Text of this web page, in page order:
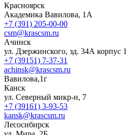
Красноярск
Академика Вавилова, 1А
+7 (391) 205-00-00
csm@krascsm.ru
Ачинск
ул. Дзержинского, зд. 34А корпус 1
+7 (39151) 7-37-31
achinsk@krascsm.ru
Вавилова,1г
Канск
ул. Северный микр-н, 7
+7 (39161) 3-93-53
kansk@krascsm.ru
Лесосибирск